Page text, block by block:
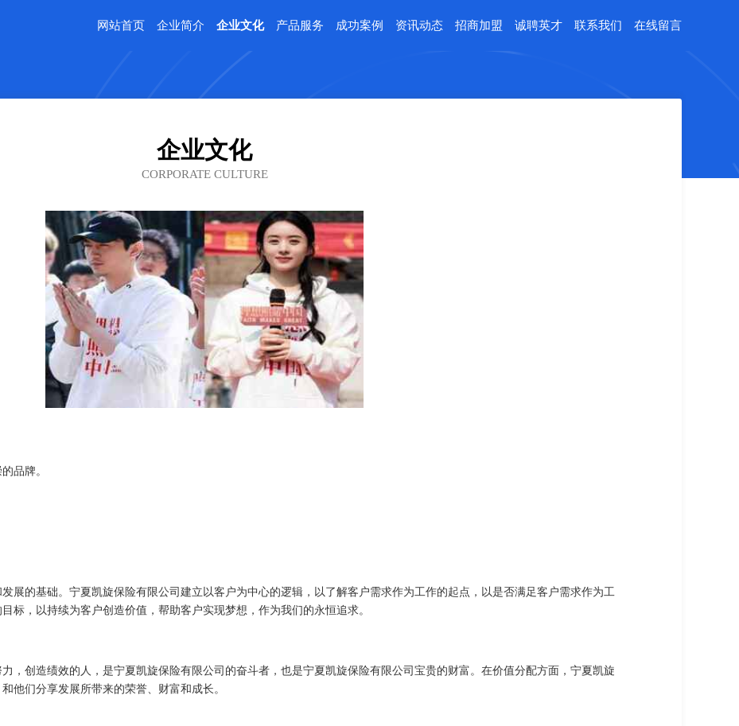
网站首页 企业简介 企业文化 产品服务 成功案例 资讯动态 招商加盟 诚聘英才 联系我们 在线留言
企业文化
CORPORATE CULTURE
品牌。
展的基础。宁夏凯旋保险有限公司建立以客户为中心的逻辑，以了解客户需求作为工作的起点，以是否满足客户需求作为工
标，以持续为客户创造价值，帮助客户实现梦想，作为我们的永恒追求。
，创造绩效的人，是宁夏凯旋保险有限公司的奋斗者，也是宁夏凯旋保险有限公司宝贵的财富。在价值分配方面，宁夏凯旋
他们分享发展所带来的荣誉、财富和成长。